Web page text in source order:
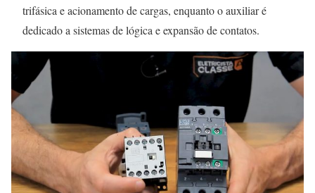
trifásica e acionamento de cargas, enquanto o auxiliar é
dedicado a sistemas de lógica e expansão de contatos.